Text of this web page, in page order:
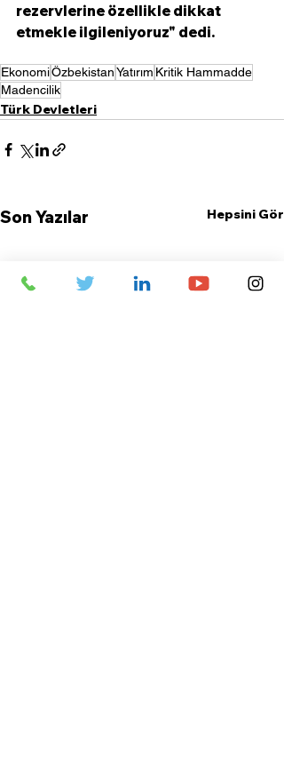
rezervlerine özellikle dikkat
etmekle ilgileniyoruz" dedi.
EkonomiÖzbekistanYatırım Kritik Hammadde
Madencilik
Türk Devletleri
Son Yazılar Hepsini Gör